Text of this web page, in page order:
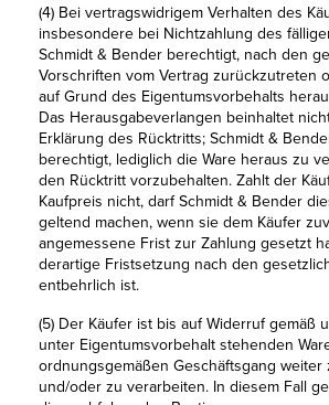
(4) Bei vertragswidrigem Verhalten des
insbesondere bei Nichtzahlung des
Schmidt & Bender berechtigt, nach den
Vorschriften vom Vertrag zurückzutreten
auf Grund des Eigentumsvorbehalts
Das Herausgabeverlangen beinhaltet
Erklärung des Rücktritts; Schmidt &
berechtigt, lediglich die Ware heraus zu
den Rücktritt vorzubehalten. Zahlt der
Kaufpreis nicht, darf Schmidt & Bender
geltend machen, wenn sie dem Käufer
angemessene Frist zur Zahlung gesetzt
derartige Fristsetzung nach den
entbehrlich ist.
(5) Der Käufer ist bis auf Widerruf gemäß
unter Eigentumsvorbehalt stehenden
ordnungsgemäßen Geschäftsgang weiter
und/oder zu verarbeiten. In diesem Fall